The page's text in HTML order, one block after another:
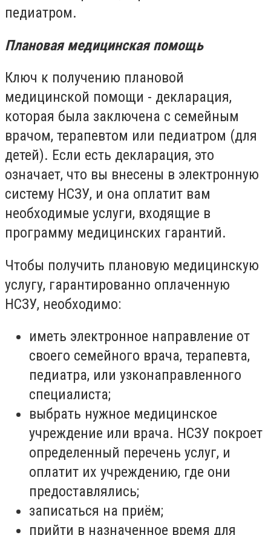
педиатром.
Плановая медицинская помощь
Ключ к получению плановой
медицинской помощи - декларация,
которая была заключена с семейным
врачом, терапевтом или педиатром (для
детей). Если есть декларация, это
означает, что вы внесены в электронную
систему НСЗУ, и она оплатит вам
необходимые услуги, входящие в
программу медицинских гарантий.
Чтобы получить плановую медицинскую
услугу, гарантированно оплаченную
НСЗУ, необходимо:
иметь электронное направление от
своего семейного врача, терапевта,
педиатра, или узконаправленного
специалиста;
выбрать нужное медицинское
учреждение или врача. НСЗУ покроет
определенный перечень услуг, и
оплатит их учреждению, где они
предоставлялись;
записаться на приём;
прийти в назначенное время для